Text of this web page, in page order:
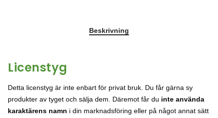
Beskrivning
Licenstyg
Detta licenstyg är inte enbart för privat bruk. Du får gärna sy
produkter av tyget och sälja dem. Däremot får du inte använda
karaktärens namn i din marknadsföring eller på något annat sätt